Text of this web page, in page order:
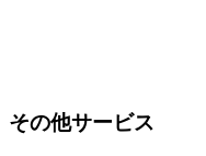
その他サービス